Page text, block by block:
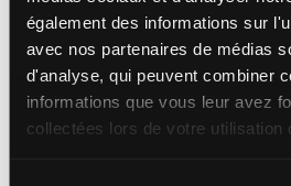
également des informations sur
avec nos partenaires de médias
d'analyse, qui peuvent combiner
informations que vous leur avez
collectées lors de votre utilisation